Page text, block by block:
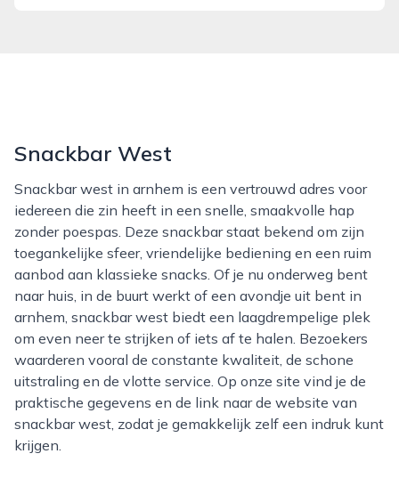
Snackbar West
Snackbar west in arnhem is een vertrouwd adres voor
iedereen die zin heeft in een snelle, smaakvolle hap
zonder poespas. Deze snackbar staat bekend om zijn
toegankelijke sfeer, vriendelijke bediening en een ruim
aanbod aan klassieke snacks. Of je nu onderweg bent
naar huis, in de buurt werkt of een avondje uit bent in
arnhem, snackbar west biedt een laagdrempelige plek
om even neer te strijken of iets af te halen. Bezoekers
waarderen vooral de constante kwaliteit, de schone
uitstraling en de vlotte service. Op onze site vind je de
praktische gegevens en de link naar de website van
snackbar west, zodat je gemakkelijk zelf een indruk kunt
krijgen.